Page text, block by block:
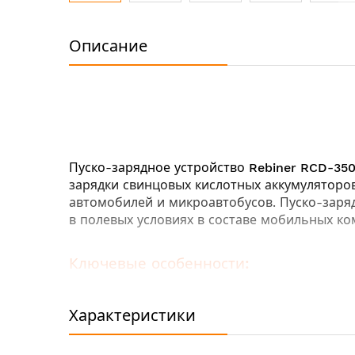
началу
галереи
Описание
Пуско-зарядное устройство Rebiner RCD-
зарядки свинцовых кислотных
автомобилей и микроавтобусов. Пуско-
в полевых условиях в составе мобильных
Ключевые особенности:
Двойной вольтаж зарядки 12В/24В
Характеристики